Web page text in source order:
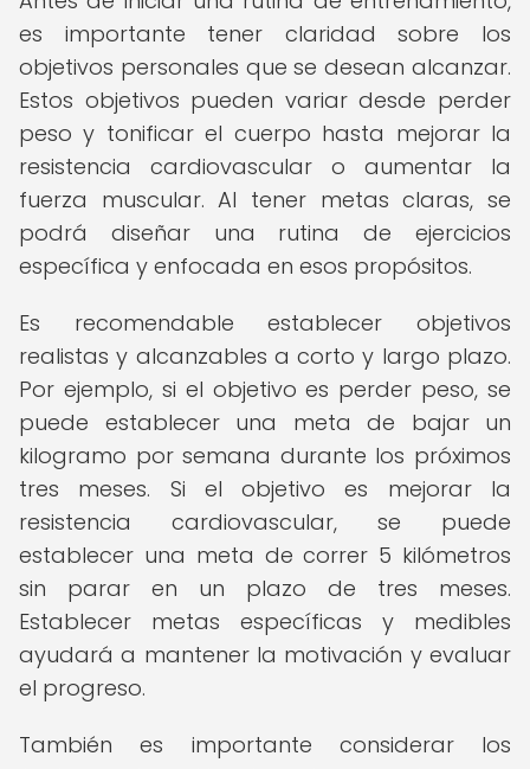
es importante tener claridad sobre los
objetivos personales que se desean alcanzar.
Estos objetivos pueden variar desde perder
peso y tonificar el cuerpo hasta mejorar la
resistencia cardiovascular o aumentar la
fuerza muscular. Al tener metas claras, se
podrá diseñar una rutina de ejercicios
específica y enfocada en esos propósitos.
Es recomendable establecer objetivos
realistas y alcanzables a corto y largo plazo.
Por ejemplo, si el objetivo es perder peso, se
puede establecer una meta de bajar un
kilogramo por semana durante los próximos
tres meses. Si el objetivo es mejorar la
resistencia cardiovascular, se puede
establecer una meta de correr 5 kilómetros
sin parar en un plazo de tres meses.
Establecer metas específicas y medibles
ayudará a mantener la motivación y evaluar
el progreso.
También es importante considerar los